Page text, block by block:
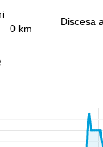
0 km
Discesa